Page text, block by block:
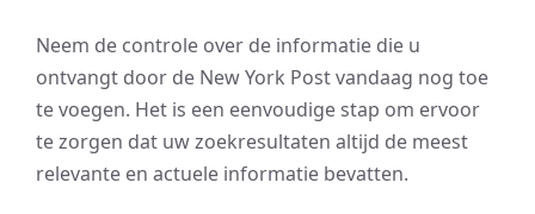
Neem de controle over de informatie die u
ontvangt door de New York Post vandaag nog toe
te voegen. Het is een eenvoudige stap om ervoor
te zorgen dat uw zoekresultaten altijd de meest
relevante en actuele informatie bevatten.